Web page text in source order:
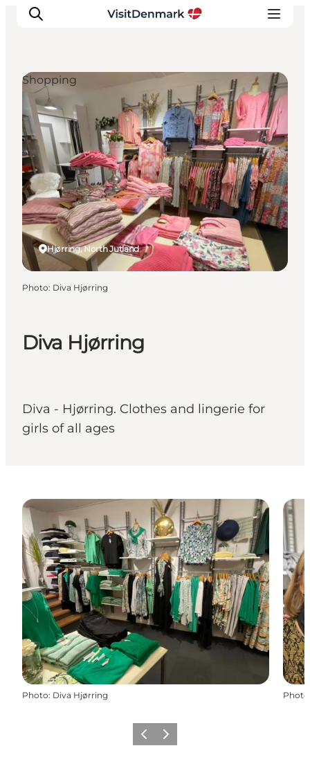
Inspirations
Destinations
Quoi faire
Hébergements
Planifiez votre voyage
Diva Hjørring
Diva - Hjørring. Clothes and lingerie for
girls of all ages
Hjørring, North Jutland
Shopping
Photo: Diva Hjørring
Photo: Diva Hjørring Photo
PrécédentSuivant